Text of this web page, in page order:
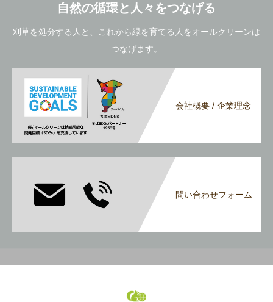
自然の循環と人々をつなげる
刈草を処分する人と、これから緑を育てる人をオールクリーンは
つなげます。
会社概要 / 企業理念
問い合わせフォーム